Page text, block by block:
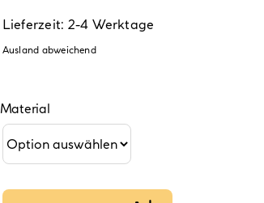
Lieferzeit: 2-4 Werktage
Ausland abweichend
Material